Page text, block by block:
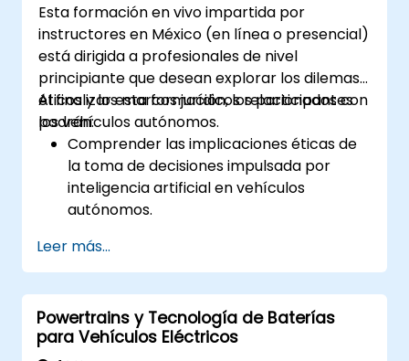
plataformas de software de DSP y
diseñar filtros de señal.
Sintetizar simulaciones de DSP e
implementar varios tipos de filtros para
DSP.
Esta formación en vivo impartida por
instructores en México (en línea o presencial)
está dirigida a profesionales de nivel
principiante que desean explorar los dilemas
éticos y los marcos jurídicos relacionados con
los vehículos autónomos.
Al finalizar esta formación, los participantes
podrán:
Comprender las implicaciones éticas de
la toma de decisiones impulsada por
inteligencia artificial en vehículos
autónomos.
globales que regulan los vehículos de
conducción autónoma.
Examinar la responsabilidad civil y la
rendición de cuentas ante accidentes
con vehículos autónomos.
Leer más...
Powertrains y Tecnología de Baterías
para Vehículos Eléctricos